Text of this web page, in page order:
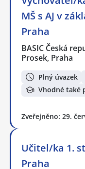
MŠ s AJ v
Praha
BASIC Česká
Prosek, Praha
Plný úvazek
Vhodné také
Zveřejněno: 29.
Učitel/ka 1.
Praha